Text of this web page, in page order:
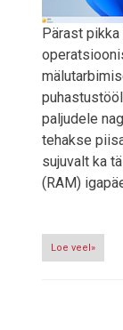
Pärast
paljudele
tehakse
sujuvalt ka
(RAM)
Loe veel»